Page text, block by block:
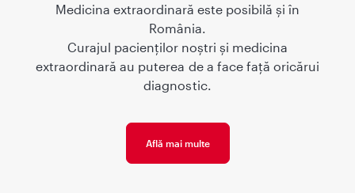
Medicina extraordinară este posibilă și în
România.
Curajul pacienților noștri și medicina
extraordinară au puterea de a face față oricărui
diagnostic.
Află mai multe